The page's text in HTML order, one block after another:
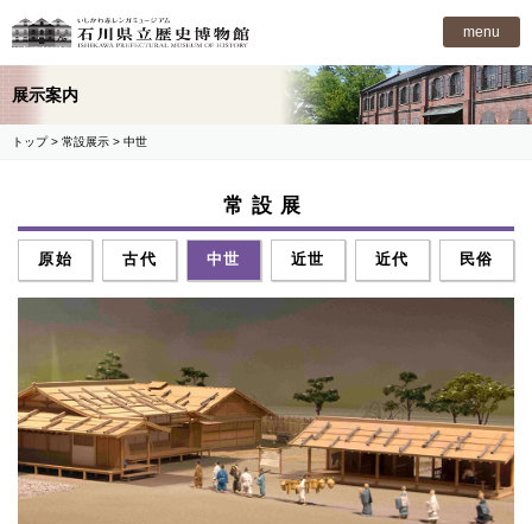
展示案内
トップ> 常設展示 > 中世
menu
常設展
原始 古代 中世 近世 近代 民俗